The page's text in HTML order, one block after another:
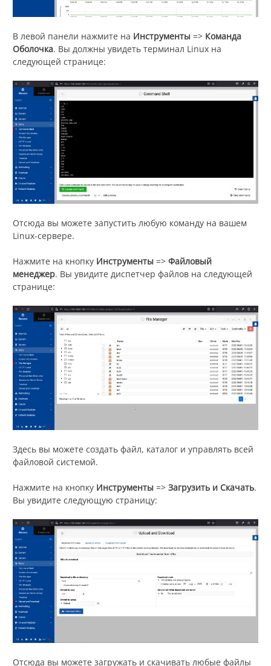
В левой панели нажмите на Инструменты => Команда
Оболочка. Вы должны увидеть терминал Linux на
следующей странице:
Отсюда вы можете запустить любую команду на вашем
Linux-сервере.
Нажмите на кнопку Инструменты => Файловый
менеджер. Вы увидите диспетчер файлов на следующей
странице:
Здесь вы можете создать файл, каталог и управлять всей
файловой системой.
Нажмите на кнопку Инструменты => Загрузить и Скачать.
Вы увидите следующую страницу:
Отсюда вы можете загружать и скачивать любые файлы